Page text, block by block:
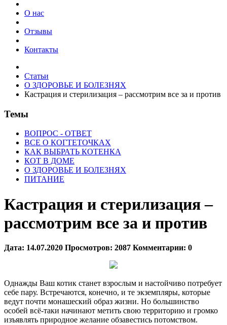
О нас
Отзывы
Контакты
Статьи
О ЗДОРОВЬЕ И БОЛЕЗНЯХ
Кастрация и стерилизация – рассмотрим все за и против
Темы
ВОПРОС - ОТВЕТ
ВСЕ О КОГТЕТОЧКАХ
КАК ВЫБРАТЬ КОТЕНКА
КОТ В ДОМЕ
О ЗДОРОВЬЕ И БОЛЕЗНЯХ
ПИТАНИЕ
Кастрация и стерилизация –
рассмотрим все за и против
Дата: 14.07.2020 Просмотров: 2087 Комментарии: 0
Однажды Ваш котик станет взрослым и настойчиво потребует
себе пару. Встречаются, конечно, и те экземпляры, которые
ведут почти монашеский образ жизни. Но большинство
особей всё-таки начинают метить свою территорию и громко
изъявлять природное желание обзавестись потомством.